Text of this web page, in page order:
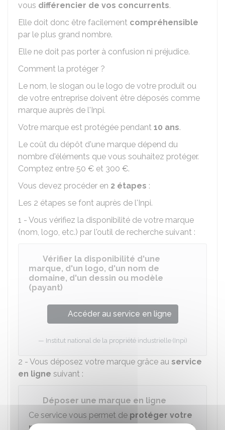
vous différencier de vos concurrents.
Elle doit donc être facilement compréhensible
par le plus grand nombre.
Elle ne doit pas porter à confusion ni préjudice.
Comment la protéger ?
Le nom, le slogan ou le logo de votre produit ou
de votre entreprise doivent être déposés comme
marque auprès de l'Inpi.
Votre marque est protégée pendant 10 ans.
Le coût du dépôt d'une marque dépend du
nombre d'éléments que vous souhaitez protéger.
Comptez entre 50 € et 300 €.
Vous devez procéder en 2 étapes :
Les 2 étapes se font auprès de l'Inpi.
1 - Vous vérifiez la disponibilité de votre marque
(nom, logo, etc.) par l'outil de recherche suivant :
Vérifier la disponibilité d'une
marque, d'un logo, d'un nom de
domaine, d'un dessin ou modèle
(payant)
Accéder au service en ligne
Institut national de la propriété industrielle (Inpi)
2 - Vous déposez votre marque grâce au service
en ligne suivant :
Déposer une marque en ligne
Ce service vous permet de protéger votre
marque
en faisant son dépôt électronique à